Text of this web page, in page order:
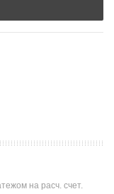
на расч. счет.